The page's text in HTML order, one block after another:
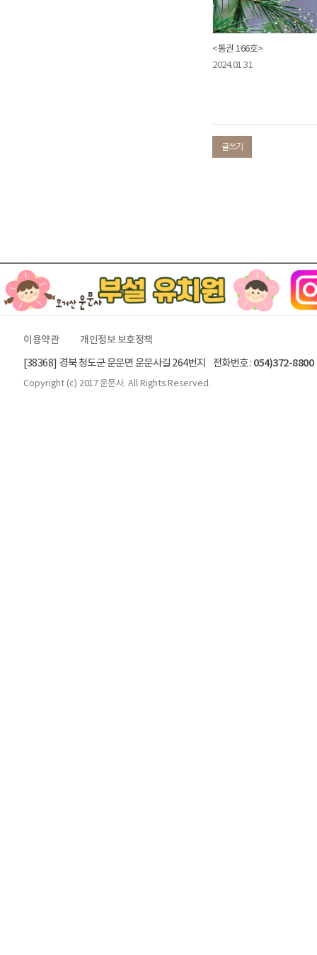
<통권 166호>
2024.01.31
글쓰기
이용약관
개인정보 보호정책
[38368] 경북 청도군 운문면 운문사길 264번지 전화번호 : 054)372-8800
Copyright (c) 2017 운문사. All Rights Reserved.